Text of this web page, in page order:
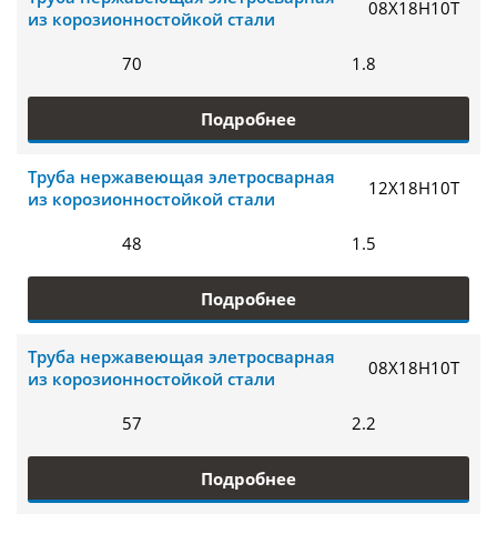
из корозионностойкой стали
08Х18Н10Т
70 1.8
Подробнее
Труба нержавеющая элетросварная
из корозионностойкой стали
12Х18Н10Т
48 1.5
Подробнее
Труба нержавеющая элетросварная
из корозионностойкой стали
08Х18Н10Т
57 2.2
Подробнее